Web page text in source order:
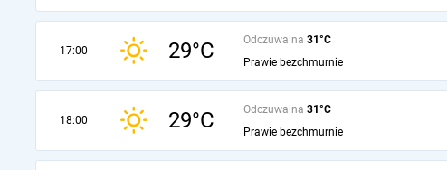
17:00 29°C Odczuwalna 31°C
Prawie bezchmurnie
18:00 29°C Odczuwalna 31°C
Prawie bezchmurnie